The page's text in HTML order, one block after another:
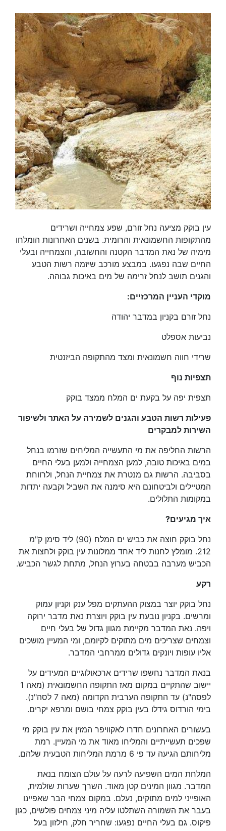
עין בוקק מציעה נחל זורם, שפע צמחייה ושרידים
מהתקופות החשמונאית והרומית. בשנים האחרונות הומלחו
מימיה של נאת המדבר הקטנה והחשובה, והצמחייה ובעלי
החיים שבה נפגעו. במבצע מורכב שיזמה רשות הטבע
והגנים תושב לנחל זרימה של מים באיכות גבוהה.
מוקדי העניין המרכזיים:
נחל זורם בקניון במדבר יהודה
נביעות אספלט
שרידי חווה חשמונאית ומצד מהתקופה הביזנטית
תצפיות נוף
תצפית יפה על בקעת ים המלח ממצד בוקק
פעילות רשות הטבע והגנים לשמירה על האתר ולשיפור
השירות למבקרים
הרשות החליפה את מי התעשייה המליחים שזרמו בנחל
במים באיכות טובה, למען הצמחייה ולמען בעלי החיים
בסביבה. הרשות גם מנטרת את צמחיית הנחל, ולרווחת
המטיילים ולביטחונם היא סימנה את השביל וקבעה יתדות
במקומות התלולים.
איך מגיעים?
נחל בוקק חוצה את כביש ים המלח (90) ליד סימן ק"מ
212. מומלץ לחנות ליד אחד ממלונות עין בוקק ולחצות את
הכביש מערבה בבטחה בערוץ הנחל, מתחת לגשר הכביש.
רקע
נחל בוקק יוצר במצוק ההעתקים מפל ענק וקניון עמוק
ומרשים. בקניון נובעת עין בוקק ויוצרת נאת מדבר ירוקה
ויפה. נאת המדבר מקיימת מגוון גדול של בעלי חיים
וצמחים שצריכים מים מתוקים לקיומם, ומי המעיין מושכים
אליו עופות ויונקים גדולים ממרחבי המדבר.
בנאת המדבר נחשפו שרידים ארכאולוגיים המעידים על
יישוב שהתקיים במקום מאז התקופה החשמונאית (מאה 1
לפסה"נ) עד התקופה הערבית הקדומה (מאה 7 לסה"נ).
בימי הורדוס גידלו בעין בוקק צמחי בושם ומרפא יקרים.
בעשורים האחרונים חדרו לאקוויפר המזין את עין בוקק מי
שפכים תעשייתיים והמליחו מאוד את מי המעיין. רמת
מליחותם הגיעה עד פי 6 מרמת המליחות הטבעית שלהם.
המלחת המים השפיעה לרעה על עולם הצומח בנאת
המדבר. מגוון המינים קטן מאוד. השרך שערות שולמית,
האופייני למים מתוקים, נעלם. במקום צמחי הבר שאפיינו
בעבר את השמורה השתלטו עליה מיני צמחים פולשים, כגון
פיקוס. גם בעלי החיים נפגעו: שחריר חלק, חילזון בעל